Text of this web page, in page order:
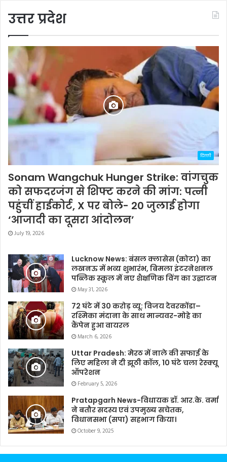
उत्तर प्रदेश
दिल्ली
Sonam Wangchuk Hunger Strike: वांगचुक
को सफदरजंग से शिफ्ट करने की मांग: पत्नी
पहुंचीं हाईकोर्ट, X पर बोले- 20 जुलाई होगा
‘आजादी का दूसरा आंदोलन’
July 19, 2026
Lucknow News: बंसल क्लासेस (कोटा) का
लखनऊ में भव्य शुभारंभ, बिमला इंटरनेशनल
पब्लिक स्कूल में नए शैक्षणिक विंग का उद्घाटन
May 31, 2026
72 घंटे में 30 करोड़ व्यू: विजय देवरकोंडा–
रश्मिका मंदाना के साथ मान्यवर-मोहे का
कैंपेन हुआ वायरल
March 6, 2026
Uttar Pradesh: मेरठ में नाले की सफाई के
लिए महिला ने दी झूठी कॉल, 10 घंटे चला रेस्क्यू
ऑपरेशन
February 5, 2026
Pratapgarh News-विधायक डॉ. आर.के. वर्मा
ने बतौर सदस्य एवं उपमुख्य सचेतक,
विधानसभा (सपा) सहभाग किया।
October 9, 2025